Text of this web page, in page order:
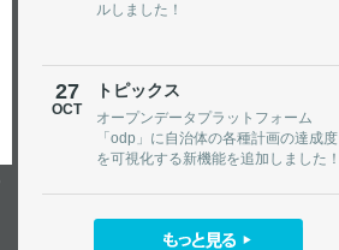
ルしました！
27
OCT
トピックス
オープンデータプラットフォーム
「odp」に自治体の各種計画の達成度
を可視化する新機能を追加しました！